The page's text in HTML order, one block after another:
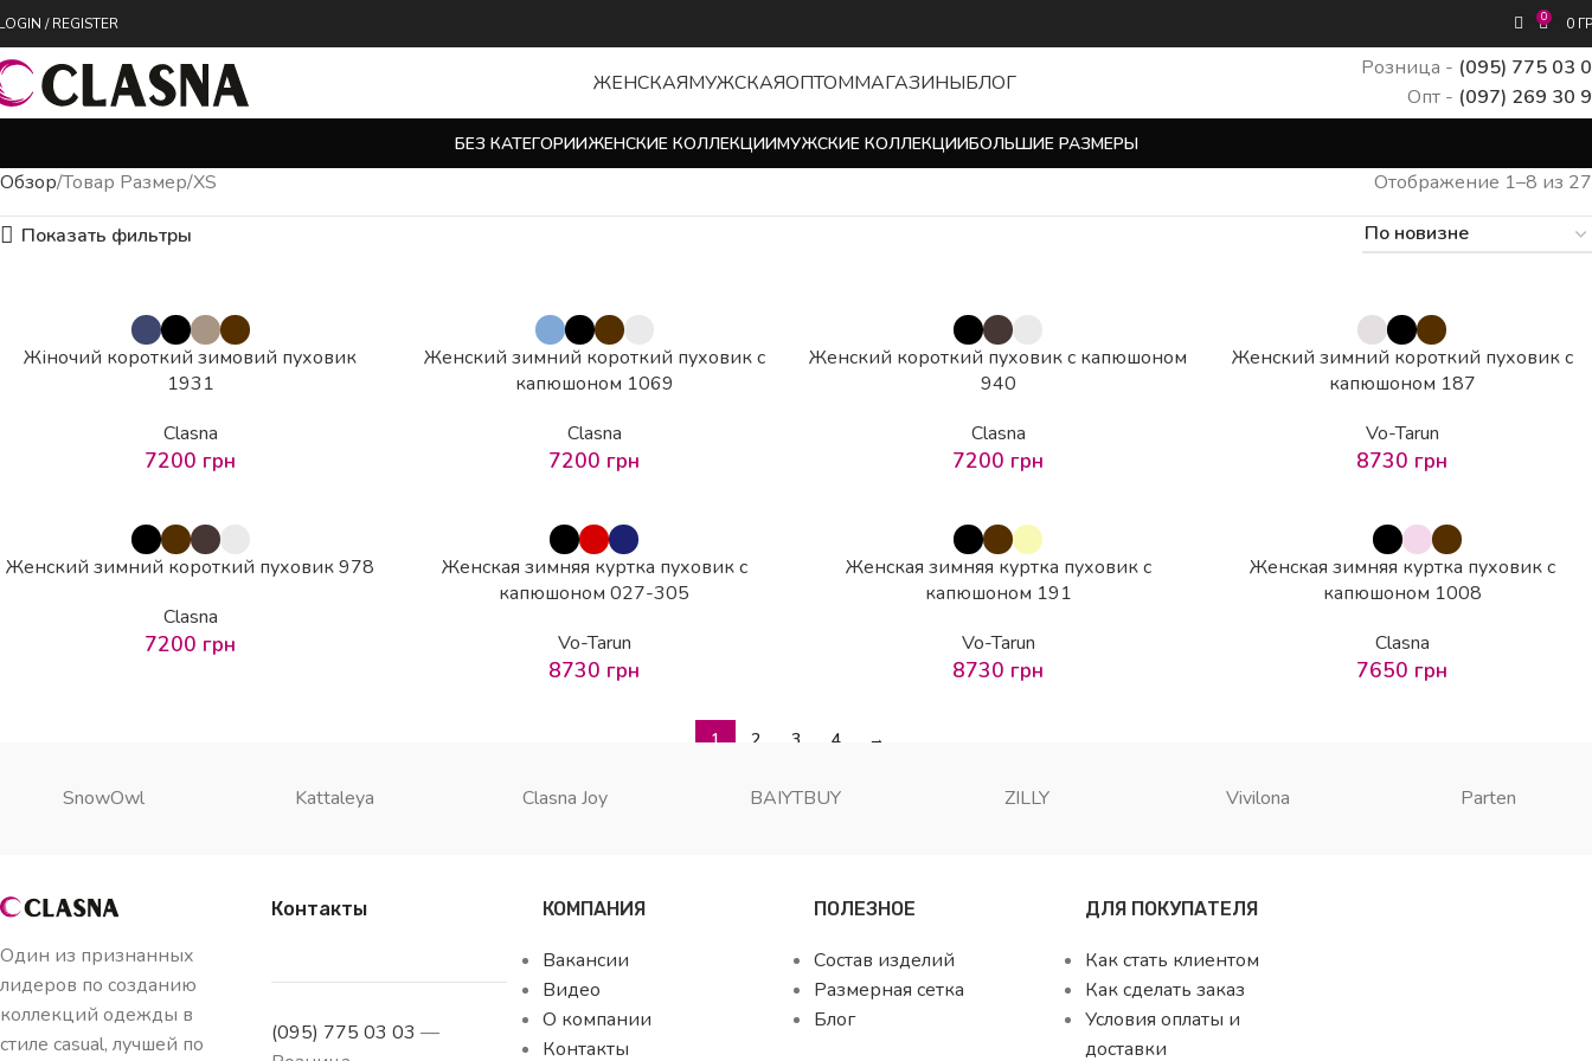
/ REGISTER 0 0
ЖЕНСКАЯМУЖСКАЯОПТОММАГАЗИНЫБЛОГ
Розница - (095) 775 03
Опт - (097) 269 30
БЕЗ КАТЕГОРИИЖЕНСКИЕ КОЛЛЕКЦИИМУЖСКИЕ КОЛЛЕКЦИИБОЛЬШИЕ РАЗМЕРЫ
Обзор Товар Размер XS Отображение 1–8 из 27
Показать фильтры
Жіночий короткий зимовий пуховик
1931
Clasna
7200 грн
Женский зимний короткий пуховик с
капюшоном 1069
Clasna
7200 грн
Женский короткий пуховик с капюшоном
940
Clasna
7200 грн
Женский зимний короткий пуховик с
капюшоном 187
Vo-Tarun
8730 грн
Женский зимний короткий пуховик 978
Clasna
7200 грн
Женская зимняя куртка пуховик с
капюшоном 027-305
Vo-Tarun
8730 грн
Женская зимняя куртка пуховик с
капюшоном 191
Vo-Tarun
8730 грн
Женская зимняя куртка пуховик с
капюшоном 1008
Clasna
7650 грн
1 2 3 4 →
SnowOwl Kattaleya Clasna Joy BAIYTBUY ZILLY Vivilona Parten
Один из признанных
лидеров по созданию
коллекций одежды в
стиле casual, лучшей по
Контакты
(095) 775 03 03 —
КОМПАНИЯ
Вакансии
Видео
О компании
Контакты
ПОЛЕЗНОЕ
Состав изделий
Размерная сетка
Блог
ДЛЯ ПОКУПАТЕЛЯ
Как стать клиентом
Как сделать заказ
Условия оплаты и
доставки